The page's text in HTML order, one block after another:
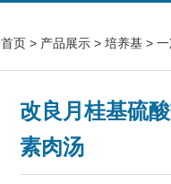
首页 > 产品展示 > 培养基 >
改良月桂基硫
素肉汤